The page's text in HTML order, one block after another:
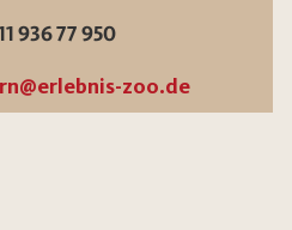
936 77 950
zoo.de